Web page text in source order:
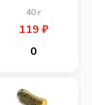
40г
119 ₽
0